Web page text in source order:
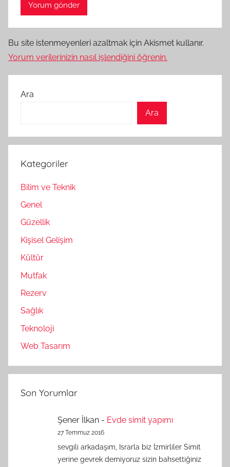
Bu site istenmeyenleri azaltmak için Akismet kullanır.
Yorum verilerinizin nasıl işlendiğini öğrenin.
Ara
Ara
Kategoriler
Bilim ve Teknik
Genel
Güzellik
Kişisel Gelişim
Kültür
Mutfak
Rezerv
Sağlık
Teknoloji
Web Tasarım
Son Yorumlar
Şener İlkan - Evde simit yapımı
27 Temmuz 2016
sevgili arkadaşım, Israrla biz İzmirliler Simit
yerine gevrek demiyoruz sizin bahsettiğiniz